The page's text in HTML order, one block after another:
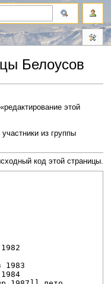
Белоусов
этой
из группы
код этой страницы.